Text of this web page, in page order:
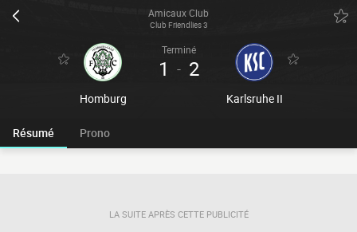
Amicaux Club
Club Friendlies 3
Homburg
Terminé
1 - 2
Karlsruhe II
Résumé Prono
LA SUITE APRÈS CETTE PUBLICITÉ